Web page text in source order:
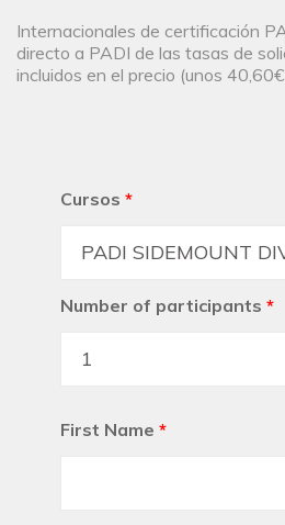
Internacionales de certificación
directo a PADI de las tasas de
incluidos en el precio (unos
Cursos *
Number of participants *
First Name *